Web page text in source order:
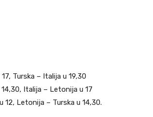
Turska – Italija u 19,30
Italija – Letonija u 17
12, Letonija – Turska u 14,30.